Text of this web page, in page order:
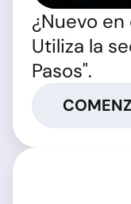
¿Nuevo
Utiliza la
Pasos".